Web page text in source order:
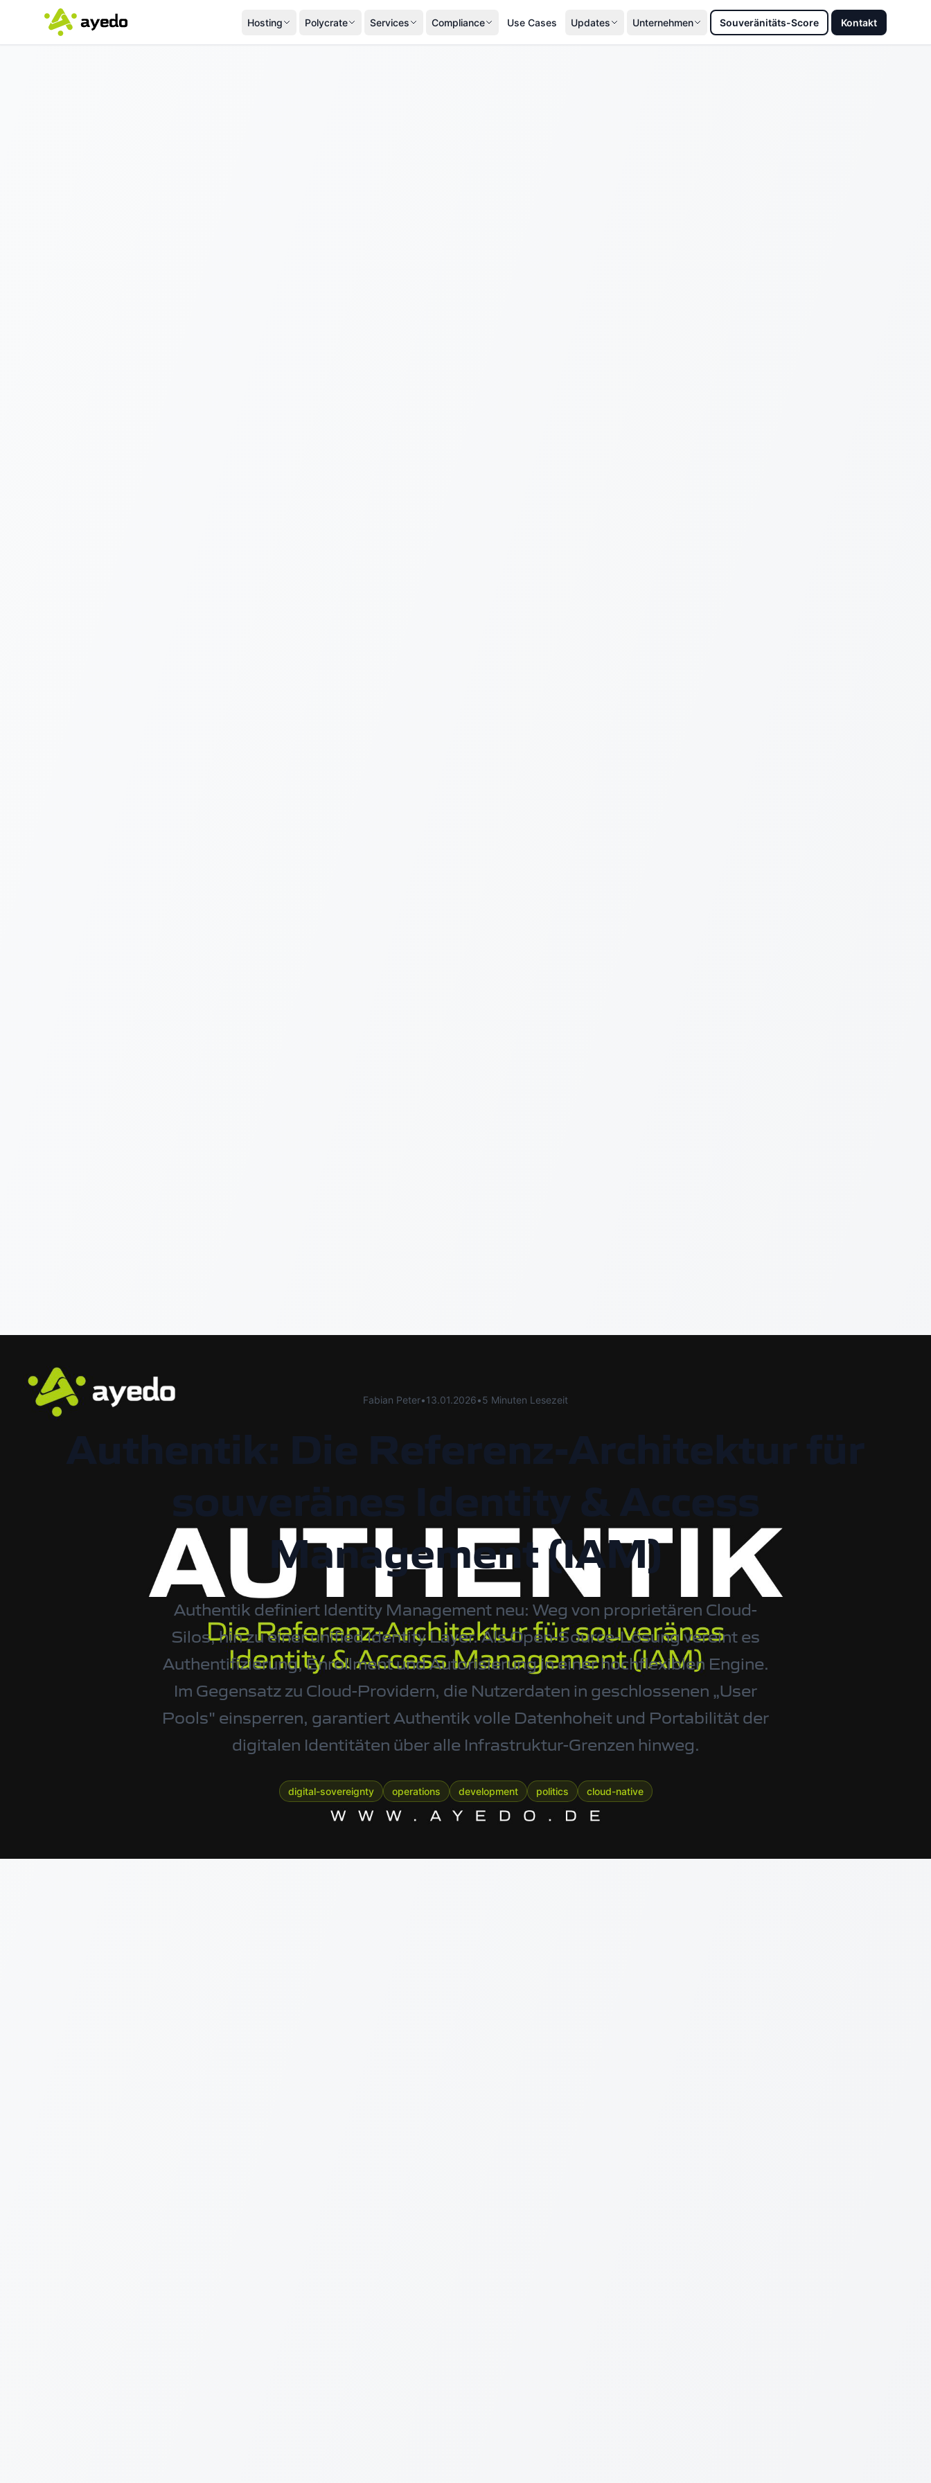
Hosting Polycrate Services Compliance Use Cases Updates Unternehmen Souveränitäts-Score Kontakt
Fabian Peter•13.01.2026•5 Minuten Lesezeit
Management (IAM)
Authentik definiert Identity Management neu: Weg von proprietären Cloud-
Silos, hin zu einer unified Identity Layer. Als Open-Source-Lösung vereint es
Authentifizierung, Enrollment und Autorisierung in einer hochflexiblen Engine.
Im Gegensatz zu Cloud-Providern, die Nutzerdaten in geschlossenen „User
Pools" einsperren, garantiert Authentik volle Datenhoheit und Portabilität der
digitalen Identitäten über alle Infrastruktur-Grenzen hinweg.
digital-sovereignty operations development politics cloud-native